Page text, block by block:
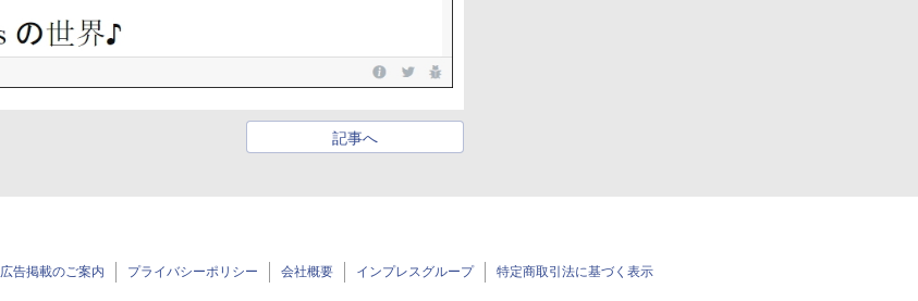
記事へ
広告掲載のご案内 プライバシーポリシー 会社概要 インプレスグループ 特定商取引法に基づく表示